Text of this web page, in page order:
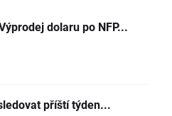
dolaru po NFP...
příští týden...